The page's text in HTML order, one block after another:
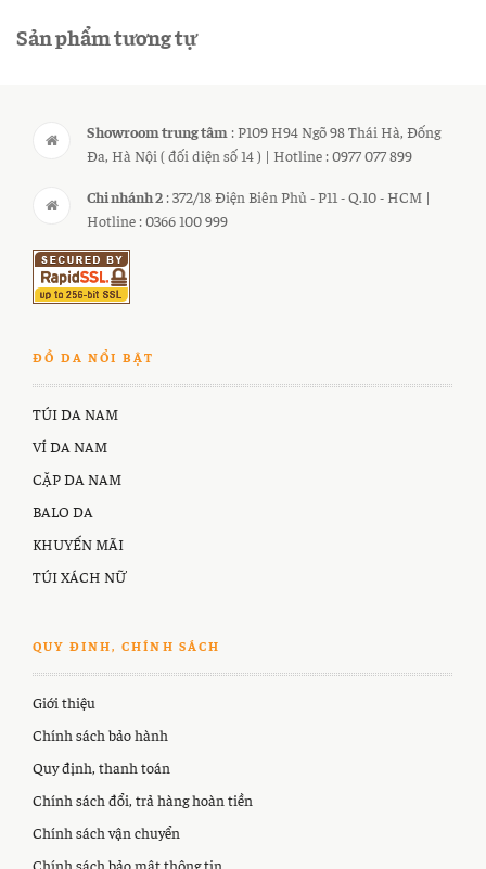
Sản phẩm tương tự
Showroom trung tâm : P109 H94 Ngõ 98 Thái Hà, Đống
Đa, Hà Nội ( đối diện số 14 ) | Hotline : 0977 077 899
Chi nhánh 2 : 372/18 Điện Biên Phủ - P11 - Q.10 - HCM |
Hotline : 0366 100 999
ĐỒ DA NỔI BẬT
TÚI DA NAM
VÍ DA NAM
CẶP DA NAM
BALO DA
KHUYẾN MÃI
TÚI XÁCH NỮ
QUY ĐINH, CHÍNH SÁCH
Giới thiệu
Chính sách bảo hành
Quy định, thanh toán
Chính sách đổi, trả hàng hoàn tiền
Chính sách vận chuyển
Chính sách bảo mật thông tin